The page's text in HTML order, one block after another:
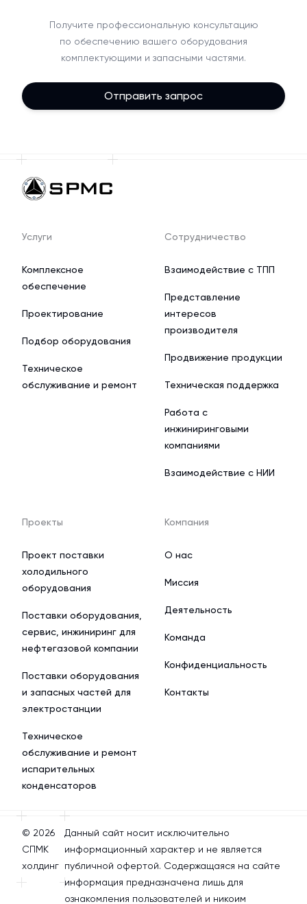
Получите профессиональную консультацию
по обеспечению вашего оборудования
комплектующими и запасными частями.
Отправить запрос
Услуги
Комплексное
обеспечение
Проектирование
Подбор оборудования
Техническое
обслуживание и ремонт
Сотрудничество
Взаимодействие с ТПП
Представление
интересов
производителя
Продвижение продукции
Техническая поддержка
Работа с
инжиниринговыми
компаниями
Взаимодействие с НИИ
Проекты
Проект поставки
холодильного
оборудования
Поставки оборудования,
сервис, инжиниринг для
нефтегазовой компании
Поставки оборудования
и запасных частей для
электростанции
Техническое
обслуживание и ремонт
испарительных
конденсаторов
Компания
О нас
Миссия
Деятельность
Команда
Конфиденциальность
Контакты
© 2026
СПМК
холдинг
Данный сайт носит исключительно
информационный характер и не является
публичной офертой. Содержащаяся на сайте
информация предназначена лишь для
ознакомления пользователей и никоим